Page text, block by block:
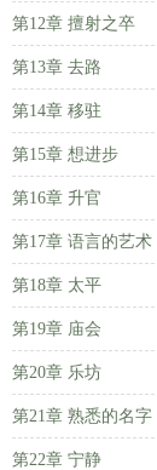
第12章 擅射之卒
第13章 去路
第14章 移驻
第15章 想进步
第16章 升官
第17章 语言的艺术
第18章 太平
第19章 庙会
第20章 乐坊
第21章 熟悉的名字
第22章 宁静